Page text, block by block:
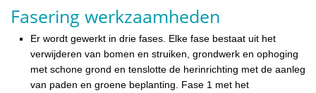
Fasering werkzaamheden
Er wordt gewerkt in drie fases. Elke fase bestaat uit het
verwijderen van bomen en struiken, grondwerk en ophoging
met schone grond en tenslotte de herinrichting met de aanleg
van paden en groene beplanting. Fase 1 met het